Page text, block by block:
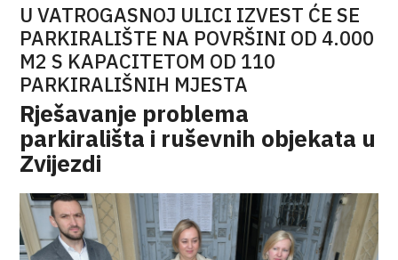
U VATROGASNOJ ULICI IZVEST ĆE SE
PARKIRALIŠTE NA POVRŠINI OD 4.000
M2 S KAPACITETOM OD 110
PARKIRALIŠNIH MJESTA
Rješavanje problema
parkirališta i ruševnih objekata u
Zvijezdi